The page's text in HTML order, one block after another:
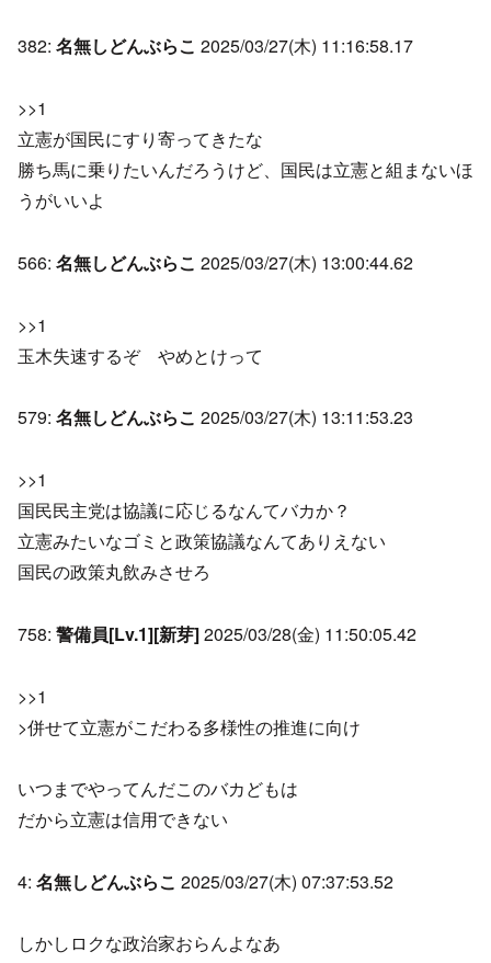
382: 名無しどんぶらこ 2025/03/27(木) 11:16:58.17
>>1
立憲が国民にすり寄ってきたな
勝ち馬に乗りたいんだろうけど、国民は立憲と組まないほ
うがいいよ
566: 名無しどんぶらこ 2025/03/27(木) 13:00:44.62
>>1
玉木失速するぞ やめとけって
579: 名無しどんぶらこ 2025/03/27(木) 13:11:53.23
>>1
国民民主党は協議に応じるなんてバカか？
立憲みたいなゴミと政策協議なんてありえない
国民の政策丸飲みさせろ
758: 警備員[Lv.1][新芽]2025/03/28(金) 11:50:05.42
>>1
>併せて立憲がこだわる多様性の推進に向け
いつまでやってんだこのバカどもは
だから立憲は信用できない
4: 名無しどんぶらこ 2025/03/27(木) 07:37:53.52
しかしロクな政治家おらんよなあ